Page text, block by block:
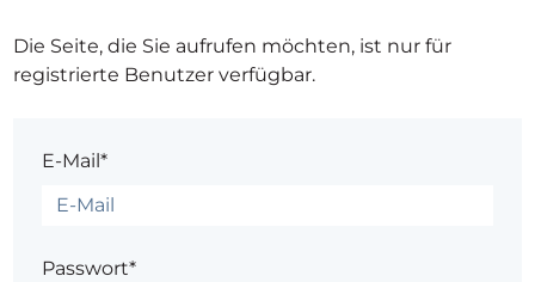
Die Seite, die Sie aufrufen möchten, ist nur für
registrierte Benutzer verfügbar.
E-Mail*
Passwort*